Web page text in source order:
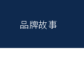
品牌故事